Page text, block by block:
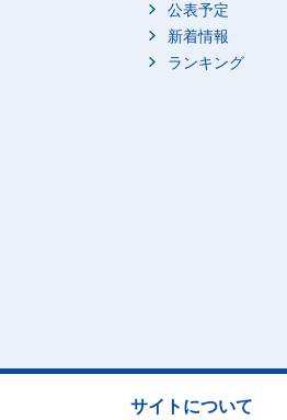
公表予定
新着情報
ランキング
サイトについて